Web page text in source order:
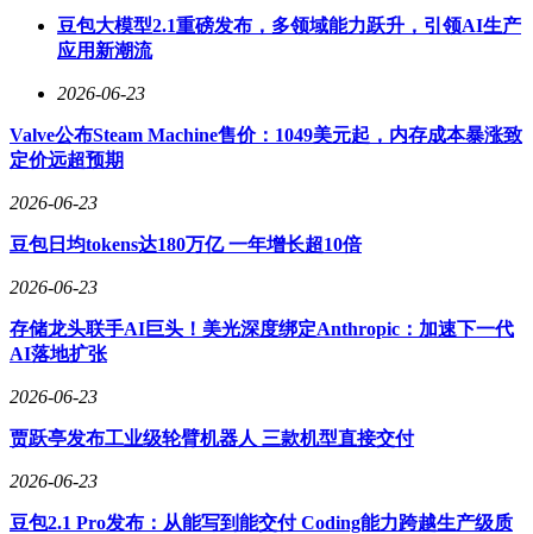
在多个部门进行了裁员，包括传播团队等关键领域。
苹果虽然相对稳健，但也在去年对数字服务团队进行了调整，
速变化的市场环境和日益激烈的竞争，企业不得不通过优化人
力资源配置来保持竞争力。
然而，裁员并非解决问题的万能钥匙。科技公司在追求效率和
效益的同时，也应关注员工的权益和福祉，确保在变革中保持
平衡好创新、效率和员工福祉之间的关系。只有这样，才能在
激烈的市场竞争中立于不败之地。
尽管裁员带来了短期的阵痛，但科技巨头们仍在积极探索新的
增长点和发展方向。未来，随着技术的不断进步和市场环境的
豆包大模型2.1重磅发布，多领域能力跃升，引领AI生产
应用新潮流
2026-06-23
Valve公布Steam Machine售价：1049美元起，内存成本暴涨致
定价远超预期
2026-06-23
豆包日均tokens达180万亿 一年增长超10倍
2026-06-23
存储龙头联手AI巨头！美光深度绑定Anthropic：加速下一代
AI落地扩张
2026-06-23
贾跃亭发布工业级轮臂机器人 三款机型直接交付
2026-06-23
豆包2.1 Pro发布：从能写到能交付 Coding能力跨越生产级质